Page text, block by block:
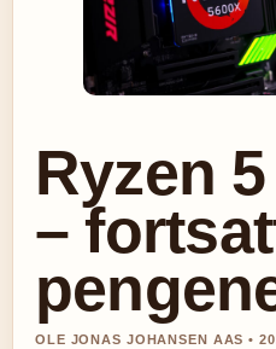
Ryzen
–
OLE JONAS JOHANSEN AAS •